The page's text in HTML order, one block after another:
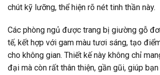
chút kỹ lưỡng, thể hiện rõ nét tinh thần này.
Các phòng ngủ được trang bị giường gỗ
tế, kết hợp với gam màu tươi sáng, tạo
cho không gian. Thiết kế này không chỉ
đại mà còn rất thân thiện, gần gũi, giúp